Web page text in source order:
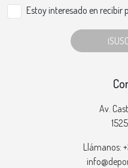
Estoy interesado en recibir
Av.
Llámanos: